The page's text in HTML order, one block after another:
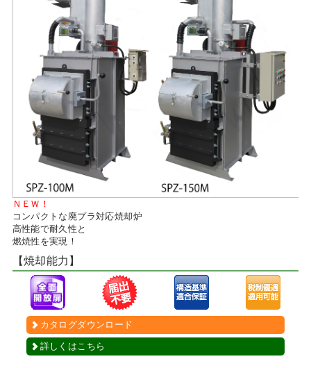
ＮＥＷ！
コンパクトな廃プラ対応焼却炉
高性能で耐久性と
燃焼性を実現！
【焼却能力】
カタログダウンロード
詳しくはこちら